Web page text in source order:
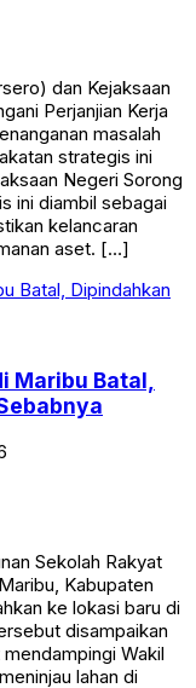
dan Kejaksaan
Perjanjian Kerja
masalah
strategis ini
Negeri Sorong
ini diambil sebagai
kelancaran
aset. […]
Maribu Batal,
Sekolah Rakyat
Kabupaten
ke lokasi baru di
disampaikan
Wakil
lahan di